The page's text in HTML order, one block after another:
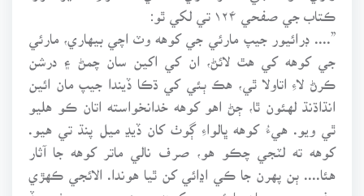
ڪتاب جي صفحي ۱۲۴ تي لکي ٿو:
”.... ڊرائيور جيپ مارئي جي کوهه وٽ اچي بيهاري، مارئي
جي کوهه کي هٿ لائڻ، ان کي اکين سان چمڻ ۽ درشن
ڪرڻ لاءِ اتاولا ٿي، هڪ ٻئي کي ڌڪا ڏيندا جيپ مان ائين
انڌاڌنڌ لهئون ٿا، ڄڻ اهو کوهه خدانخواسته اتان ڪو هليو
ٿي ويو. هيءُ کوهه ڀالواءِ ڳوٺ کان ڏيڍ ميل پنڌ تي هيو.
کوهه ته لٽجي چڪو هو، صرف نالي ماتر کوهه جا آثار
هئا.... ٻن پهرن جا ڪي اڍائي کن ٿيا هوندا. الائجي ڪهڙي
جذبي ۽ موڊ سان مارئي جي کوهه ۾ منهن وجهي، وٺي سڏ